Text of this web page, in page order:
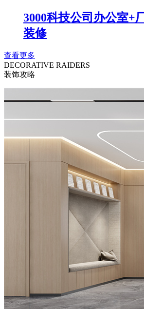
3000科技公司办公室+
装修
查看更多
DECORATIVE RAIDERS
装饰攻略